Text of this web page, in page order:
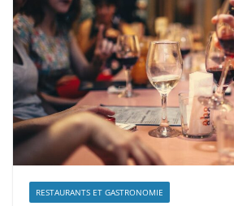
RESTAURANTS ET GASTRONOMIE